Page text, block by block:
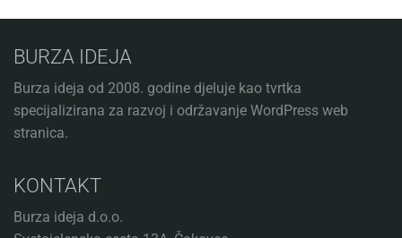
BURZA IDEJA
Burza ideja od 2008. godine djeluje kao tvrtka
specijalizirana za razvoj i održavanje WordPress web
stranica.
KONTAKT
Burza ideja d.o.o.